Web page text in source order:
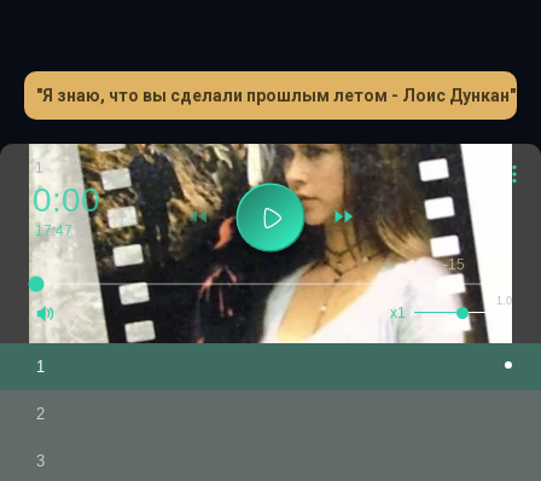
"Я знаю, что вы сделали прошлым летом - Лоис Дункан"
1
0:00
17:47
1.0
x1
-15
1
2
3